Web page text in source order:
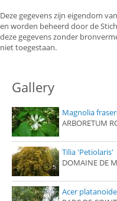
Deze gegevens zijn eigendom
en worden beheerd door de
deze gegevens zonder
niet toegestaan.
Gallery
Magnolia
ARBORETUM
Tilia 'Petiolaris'
DOMAINE DE
Acer